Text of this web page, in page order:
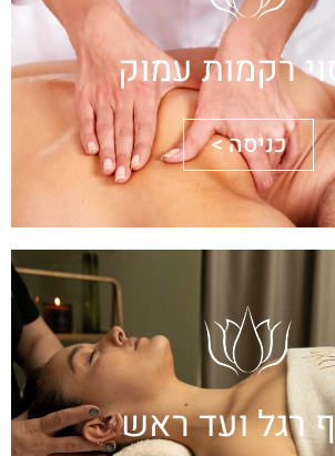
רקמות עמוק
כניסה >
רגל ועד ראש